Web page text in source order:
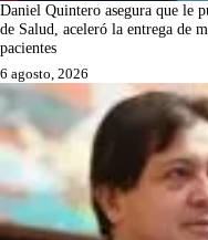
Daniel Quintero asegura que le
de Salud, aceleró la entrega de
pacientes
6 agosto, 2026